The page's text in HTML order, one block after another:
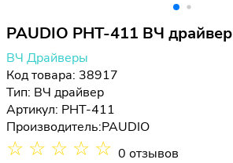
PAUDIO PHT-411 ВЧ драйвер
ВЧ Драйверы
Код товара: 38917
Тип: ВЧ драйвер
Артикул: PHT-411
Производитель:PAUDIO
☆ ☆ ☆ ☆ ☆ 0 отзывов